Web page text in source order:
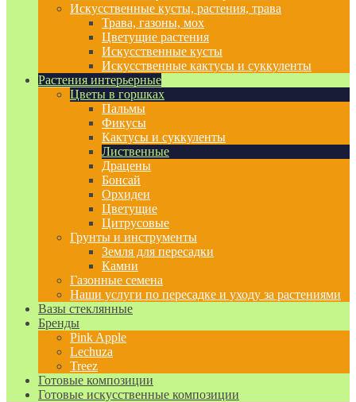
Искусственные кусты, растения, трава
Трава, газоны, мох
Цветущие растения
Искусственные кусты
Искусственные кактусы и суккуленты
Растения интерьерные
Цветы в горшках
Пальмы
Фикусы
Кактусы и суккуленты
Лиственные
Драцены
Бонсай
Орхидеи
Цветущие
Цитрусовые
Грунты и инструменты
Земля для пересадки
Камни
Газонные семена
Наши услуги по пересадке и уходу за растениями
Вазы стеклянные
Бренды
Pink Apple
Lechuza
Treez
Готовые композиции
Готовые искусственные композиции